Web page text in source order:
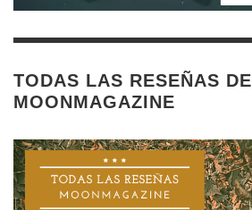
TODAS LAS RESEÑAS DE
MOONMAGAZINE